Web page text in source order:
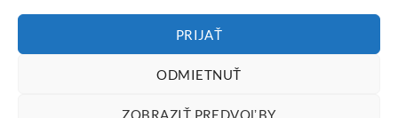
PRIJAŤ
ODMIETNUŤ
ZOBRAZIŤ PREDVOĽBY